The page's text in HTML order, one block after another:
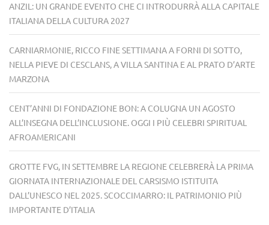
ANZIL: UN GRANDE EVENTO CHE CI INTRODURRÀ ALLA CAPITALE
ITALIANA DELLA CULTURA 2027
CARNIARMONIE, RICCO FINE SETTIMANA A FORNI DI SOTTO,
NELLA PIEVE DI CESCLANS, A VILLA SANTINA E AL PRATO D’ARTE
MARZONA
CENT’ANNI DI FONDAZIONE BON: A COLUGNA UN AGOSTO
ALL’INSEGNA DELL’INCLUSIONE. OGGI I PIÙ CELEBRI SPIRITUAL
AFROAMERICANI
GROTTE FVG, IN SETTEMBRE LA REGIONE CELEBRERÀ LA PRIMA
GIORNATA INTERNAZIONALE DEL CARSISMO ISTITUITA
DALL’UNESCO NEL 2025. SCOCCIMARRO: IL PATRIMONIO PIÙ
IMPORTANTE D’ITALIA